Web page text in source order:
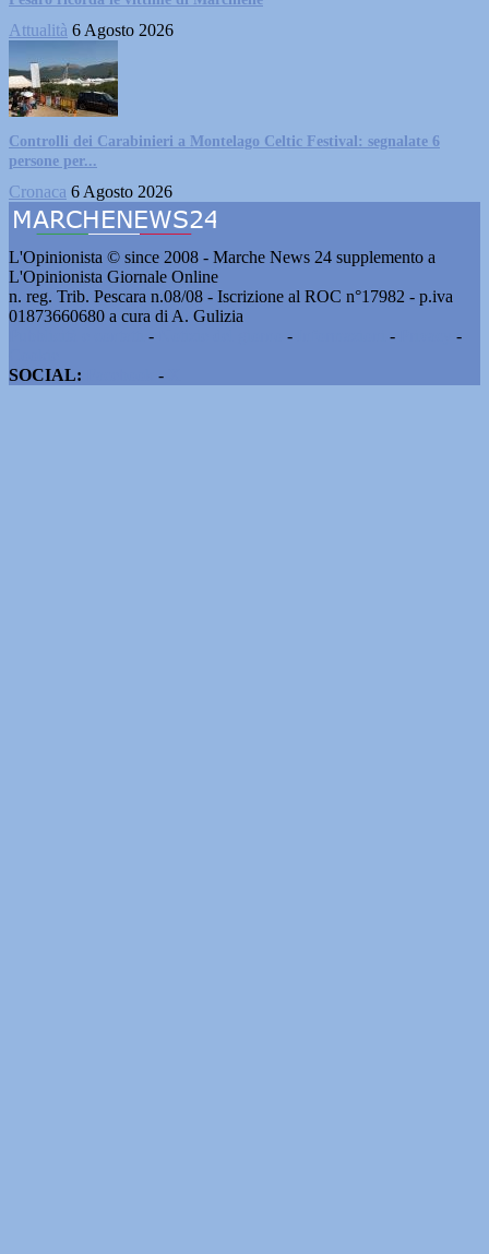
Attualità 6 Agosto 2026
Controlli dei Carabinieri a Montelago Celtic Festival: segnalate 6
persone per...
Cronaca 6 Agosto 2026
L'Opinionista © since 2008 - Marche News 24 supplemento a
L'Opinionista Giornale Online
n. reg. Trib. Pescara n.08/08 - Iscrizione al ROC n°17982 - p.iva
01873660680 a cura di A. Gulizia
- - -
-
SOCIAL:
-